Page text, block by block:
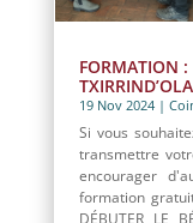
FORMATION :
TXIRRIND’OLA
19 Nov 2024|
Si vous
transmettre
encourager
formation
DÉBUTER LE